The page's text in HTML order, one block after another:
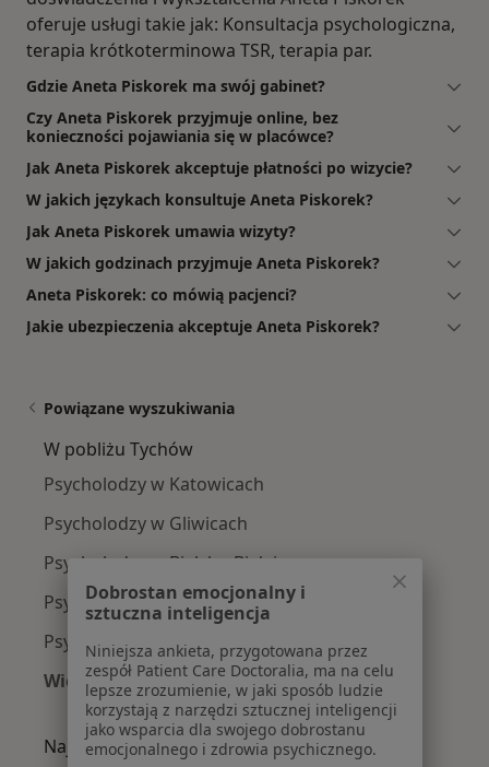
oferuje usługi takie jak: Konsultacja psychologiczna,
terapia krótkoterminowa TSR, terapia par.
Gdzie Aneta Piskorek ma swój gabinet?
Czy Aneta Piskorek przyjmuje online, bez
konieczności pojawiania się w placówce?
Jak Aneta Piskorek akceptuje płatności po wizycie?
W jakich językach konsultuje Aneta Piskorek?
Jak Aneta Piskorek umawia wizyty?
W jakich godzinach przyjmuje Aneta Piskorek?
Aneta Piskorek: co mówią pacjenci?
Jakie ubezpieczenia akceptuje Aneta Piskorek?
Powiązane wyszukiwania
W pobliżu Tychów
Psycholodzy w Katowicach
Psycholodzy w Gliwicach
Psycholodzy w Bielsku-Białej
Psycholodzy w Sosnowcu
Psycholodzy w Bytomiu
Więcej (14)
Więcej w kategorii: W pobliżu Tychów
Najczęście leczone choroby
Dobrostan emocjonalny i
sztuczna inteligencja
Niniejsza ankieta, przygotowana przez
zespół Patient Care Doctoralia, ma na celu
lepsze zrozumienie, w jaki sposób ludzie
korzystają z narzędzi sztucznej inteligencji
jako wsparcia dla swojego dobrostanu
emocjonalnego i zdrowia psychicznego.